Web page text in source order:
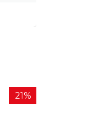
21%